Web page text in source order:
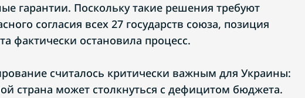
гарантии. Поскольку такие решения требуют
согласия всех 27 государств союза, позиция
фактически остановила процесс.
считалось критически важным для Украины:
страна может столкнуться с дефицитом бюджета.